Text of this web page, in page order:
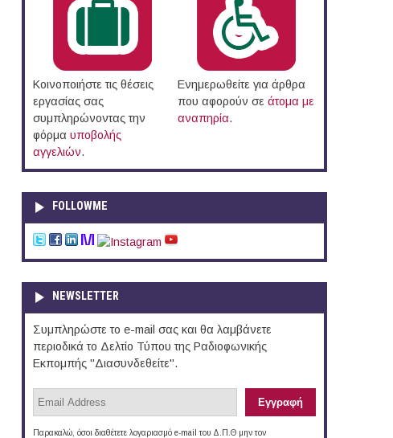
Κοινοποιήστε τις θέσεις
εργασίας σας
συμπληρώνοντας την
φόρμα υποβολής
αγγελιών.
Ενημερωθείτε για άρθρα
που αφορούν σε άτομα με
αναπηρία.
FOLLOWME
NEWSLETTER
Συμπληρώστε το e-mail σας και θα λαμβάνετε
περιοδικά το Δελτίο Τύπου της Ραδιοφωνικής
Εκπομπής "Διασυνδεθείτε".
Παρακαλώ, όσοι διαθέτετε λογαριασμό e-mail του Δ.Π.Θ μην τον